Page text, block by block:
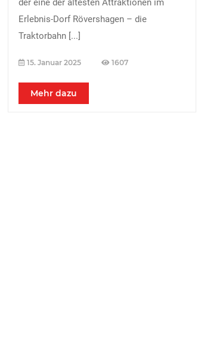
der eine der ältesten Attraktionen im
Erlebnis-Dorf Rövershagen – die
Traktorbahn [...]
15. Januar 2025 1607
Mehr dazu